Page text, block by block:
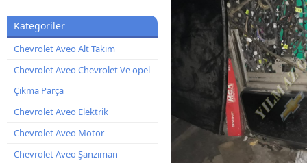
Kategoriler
Chevrolet Aveo Alt Takım
Chevrolet Aveo Chevrolet Ve opel
Çıkma Parça
Chevrolet Aveo Elektrik
Chevrolet Aveo Motor
Chevrolet Aveo Şanzıman